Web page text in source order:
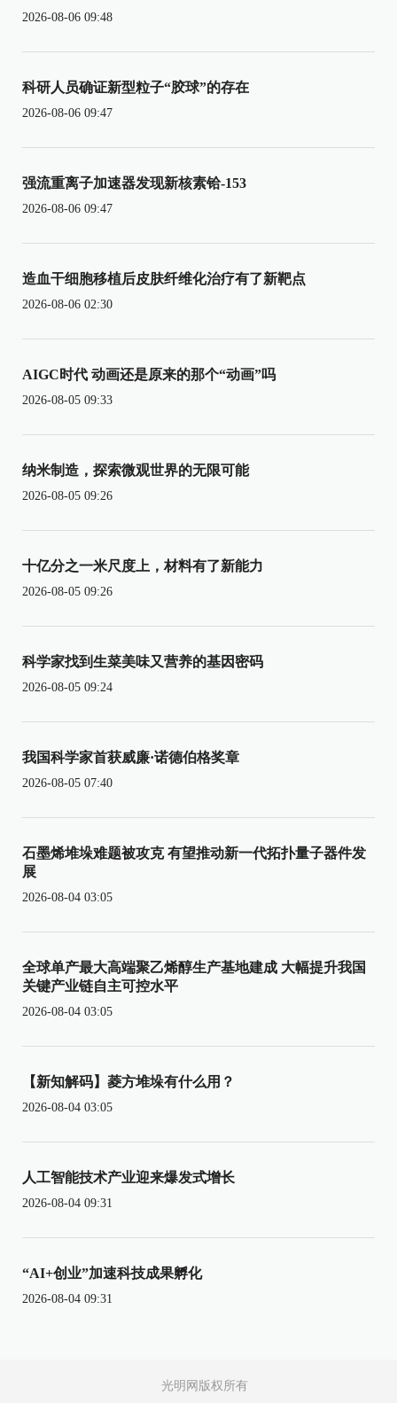
2026-08-06 09:48
科研人员确证新型粒子“胶球”的存在
2026-08-06 09:47
强流重离子加速器发现新核素铪-153
2026-08-06 09:47
造血干细胞移植后皮肤纤维化治疗有了新靶点
2026-08-06 02:30
AIGC时代 动画还是原来的那个“动画”吗
2026-08-05 09:33
纳米制造，探索微观世界的无限可能
2026-08-05 09:26
十亿分之一米尺度上，材料有了新能力
2026-08-05 09:26
科学家找到生菜美味又营养的基因密码
2026-08-05 09:24
我国科学家首获威廉·诺德伯格奖章
2026-08-05 07:40
石墨烯堆垛难题被攻克 有望推动新一代拓扑量子器件发
展
2026-08-04 03:05
全球单产最大高端聚乙烯醇生产基地建成 大幅提升我国
关键产业链自主可控水平
2026-08-04 03:05
【新知解码】菱方堆垛有什么用？
2026-08-04 03:05
人工智能技术产业迎来爆发式增长
2026-08-04 09:31
“AI+创业”加速科技成果孵化
2026-08-04 09:31
光明网版权所有